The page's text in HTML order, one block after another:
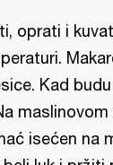
oprati i
Kad
isećen na